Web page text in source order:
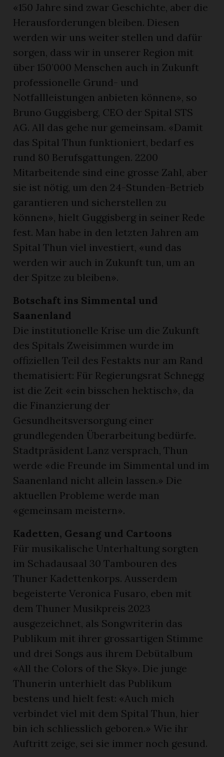
«150 Jahre sind zwar Geschichte, aber die
Herausforderungen bleiben. Diesen
werden wir uns weiter stellen und dafür
sorgen, dass wir in unserer Region mit
über 150’000 Menschen auch in Zukunft
professionelle Grund- und
Notfallleistungen anbieten können», so
Bruno Guggisberg, CEO der Spital STS
AG. All das gehe nur gemeinsam. «Damit
das Spital Thun funktioniert, bedarf es
rund 80 Berufsgattungen. 2200
Mitarbeitende sind eine grosse Zahl, aber
sie ist nötig, um den 24-Stunden-Betrieb
garantieren und sicherstellen zu
können», hielt Guggisberg in seiner Rede
fest. Man habe in den letzten Jahren am
Spital Thun viel investiert, «und das
werden wir auch in Zukunft tun, um an
der Spitze zu bleiben».
Botschaft ins Simmental und
Saanenland
Die institutionelle Krise um die Zukunft
des Spitals Zweisimmen wurde im
offiziellen Teil des Festakts nur am Rand
thematisiert: Für Regierungsrat Schnegg
ist die Zeit «ein bisschen hektisch», da
die Finanzierung der
Gesundheitsversorgung einer
grundlegenden Überarbeitung bedürfe.
Stadtpräsident Lanz versprach, Thun
werde «die Freunde im Simmental und im
Saanenland nicht allein lassen.» Die
aktuellen Probleme werde man
«gemeinsam meistern».
Kadetten, Gesang und Cartoons
Für musikalische Unterhaltung sorgten
im Schadausaal 30 Tambouren des
Thuner Kadettenkorps. Ausserdem
begeisterte Veronica Fusaro, eben mit
dem Thuner Musikpreis 2023
ausgezeichnet, als Songwriterin das
Publikum mit ihrer grossartigen Stimme
und drei Songs aus ihrem Debütalbum
«All the Colors of the Sky». Die junge
Thunerin unterhielt das Publikum
bestens und hielt fest: «Auch mich
verbindet viel mit dem Spital Thun, hier
bin ich schliesslich geboren.» Wie ihr
Auftritt zeige, sei sie immer noch gesund.